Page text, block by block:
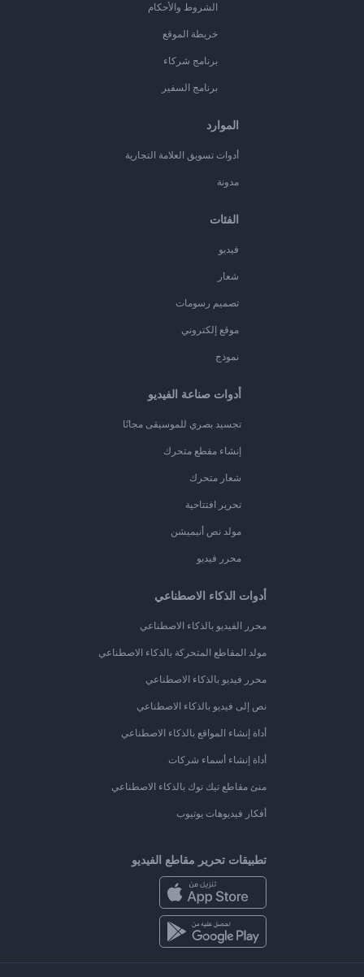
الشروط والأحكام
خريطة الموقع
برنامج شركاء
برنامج السفير
الموارد
أدوات تسويق العلامة التجارية
مدونة
الفئات
فيديو
شعار
تصميم رسومات
موقع إلكتروني
نموذج
أدوات صناعة الفيديو
تجسيد بصري للموسيقى مجانًا
إنشاء مقطع متحرك
شعار متحرك
تحرير افتتاحية
مولد نص أنيميشن
محرر فيديو
أدوات الذكاء الاصطناعي
محرر الفيديو بالذكاء الاصطناعي
مولد المقاطع المتحركة بالذكاء الاصطناعي
محرر فيديو بالذكاء الاصطناعي
نص إلى فيديو بالذكاء الاصطناعي
أداة إنشاء المواقع بالذكاء الاصطناعي
أداة إنشاء أسماء شركات
منئ مقاطع تيك توك بالذكاء الاصطناعي
أفكار فيديوهات يوتيوب
تطبيقات تحرير مقاطع الفيديو